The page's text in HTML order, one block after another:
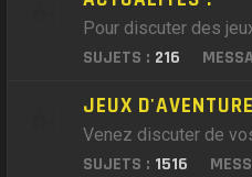
Pour discuter des
SUJETS : 216
JEUX D'AVENTURE
Venez discuter de
SUJETS : 1516